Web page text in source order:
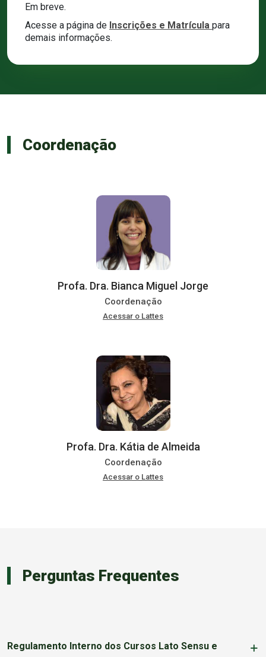
Em breve.
Acesse a página de Inscrições e Matrícula para
demais informações.
Coordenação
Profa. Dra. Bianca Miguel Jorge
Coordenação
Acessar o Lattes
Profa. Dra. Kátia de Almeida
Coordenação
Acessar o Lattes
Perguntas Frequentes
Regulamento Interno dos Cursos Lato Sensu e